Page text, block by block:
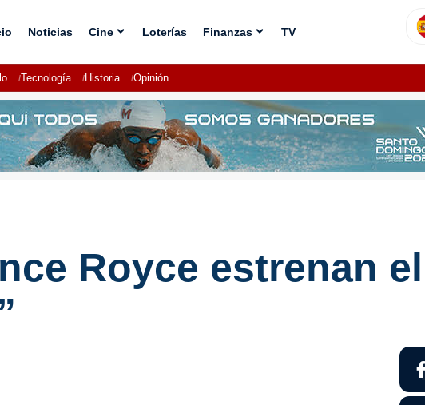
Noticias Cine Loterías Finanzas TV
Tecnología Historia Opinión
Royce estrenan